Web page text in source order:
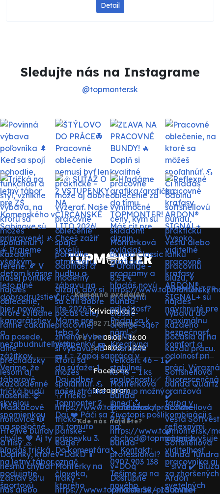
Detail
Sledujte nás na Instagrame
@topmonter.sk
Kamenná predajňa
Krivianska 2
082 71 Lipany
Po - Pi:
So:
08:00 - 16:00
08:00 - 12:00
Facebook
Instagram
Kde nás nájdete?